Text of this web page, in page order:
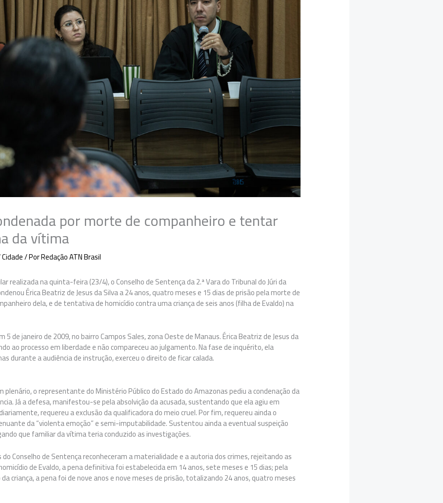
por morte de companheiro e tentar
da vítima
Cidade/ PorRedação ATN Brasil
realizada na quinta-feira (23/4), o Conselho de Sentença da 2.ª Vara do Tribunal do Júri da
Érica Beatriz de Jesus da Silva a 24 anos, quatro meses e 15 dias de prisão pela morte de
dela, e de tentativa de homicídio contra uma criança de seis anos (filha de Evaldo) na
5 de janeiro de 2009, no bairro Campos Sales, zona Oeste de Manaus. Érica Beatriz de Jesus da
ao processo em liberdade e não compareceu ao julgamento. Na fase de inquérito, ela
durante a audiência de instrução, exerceu o direito de ficar calada.
o representante do Ministério Público do Estado do Amazonas pediu a condenação da
Já a defesa, manifestou-se pela absolvição da acusada, sustentando que ela agiu em
requereu a exclusão da qualificadora do meio cruel. Por fim, requereu ainda o
da “violenta emoção” e semi-imputabilidade. Sustentou ainda a eventual suspeição
que familiar da vítima teria conduzido as investigações.
Conselho de Sentença reconheceram a materialidade e a autoria dos crimes, rejeitando as
de Evaldo, a pena definitiva foi estabelecida em 14 anos, sete meses e 15 dias; pela
criança, a pena foi de nove anos e nove meses de prisão, totalizando 24 anos, quatro meses